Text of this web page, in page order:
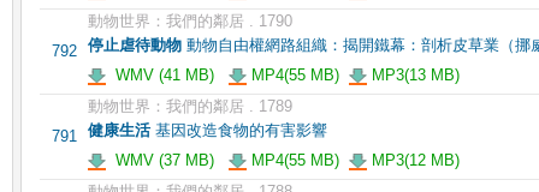
792
動物世界：我們的鄰居 . 1790
停止虐待動物 動物自由權網路組織：揭開鐵幕：剖析皮草業（挪
WMV (41 MB)
MP4(55 MB) MP3(13 MB)
791
動物世界：我們的鄰居 . 1789
健康生活基因改造食物的有害影響
WMV (37 MB)
MP4(55 MB) MP3(12 MB)